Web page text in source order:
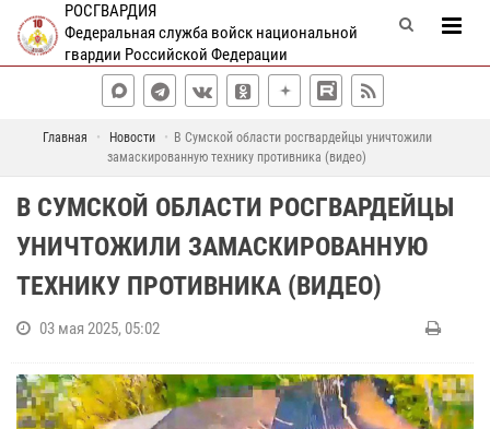
РОСГВАРДИЯ
Федеральная служба войск национальной
гвардии Российской Федерации
Главная Новости
В Сумской области росгвардейцы уничтожили
замаскированную технику противника (видео)
В СУМСКОЙ ОБЛАСТИ РОСГВАРДЕЙЦЫ
УНИЧТОЖИЛИ ЗАМАСКИРОВАННУЮ
ТЕХНИКУ ПРОТИВНИКА (ВИДЕО)
03 мая 2025, 05:02